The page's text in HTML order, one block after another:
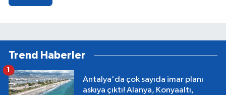
Trend Haberler
Antalya'da çok sayıda imar planı
askıya çıktı! Alanya, Konyaaltı,
1